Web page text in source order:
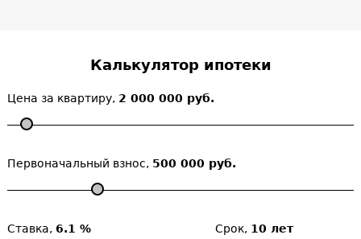
Калькулятор ипотеки
Цена за квартиру, 2 000 000 руб.
Первоначальный взнос, 500 000 руб.
Ставка, 6.1 % Срок, 10 лет